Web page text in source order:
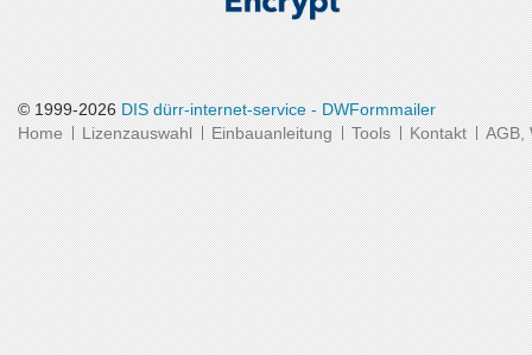
© 1999-2026DIS dürr-internet-service - DWFormmailer
Home
Lizenzauswahl Einbauanleitung Tools Kontakt AGB,